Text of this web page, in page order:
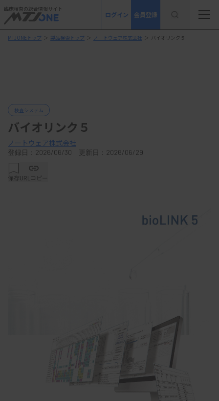
臨床検査の総合情報サイト
ログイン 会員登録
MTJONEトップ ＞ 製品検索トップ ＞ ノートウェア株式会社 ＞ バイオリンク５
検査システム
バイオリンク５
ノートウェア株式会社
登録日：2026/06/30 更新日：2026/06/29
保存URLコピー